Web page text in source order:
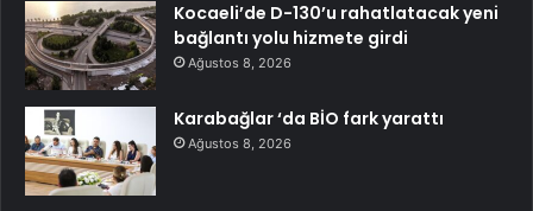
Kocaeli’de D-130’u rahatlatacak yeni
bağlantı yolu hizmete girdi
Ağustos 8, 2026
Karabağlar ‘da BİO fark yarattı
Ağustos 8, 2026